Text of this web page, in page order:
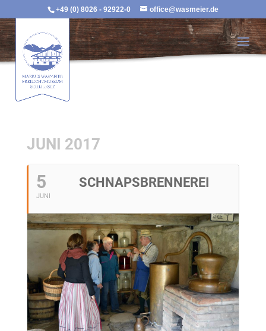
+49 (0) 8026 - 92922-0 office@wasmeier.de
JUNI 2017
5
JUNI
SCHNAPSBRENNEREI